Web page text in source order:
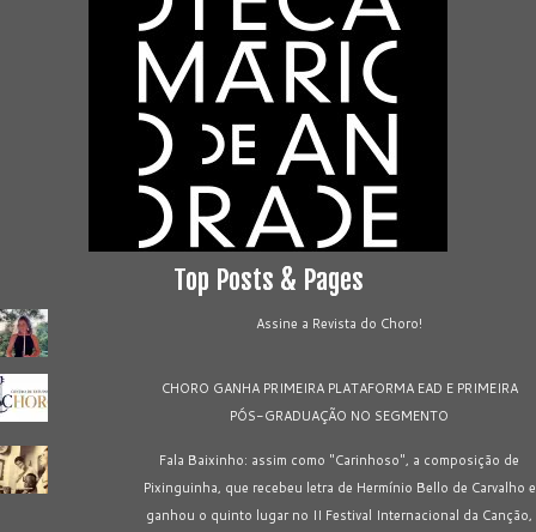
Top Posts & Pages
Assine a Revista do Choro!
CHORO GANHA PRIMEIRA PLATAFORMA EAD E PRIMEIRA
PÓS-GRADUAÇÃO NO SEGMENTO
Fala Baixinho: assim como "Carinhoso", a composição de
Pixinguinha, que recebeu letra de Hermínio Bello de Carvalho e
ganhou o quinto lugar no II Festival Internacional da Canção,